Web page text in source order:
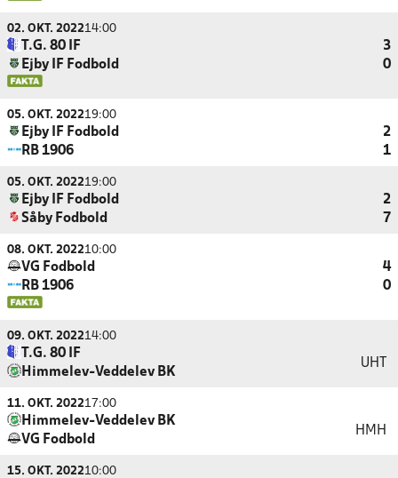
02. OKT. 202214:00
T.G. 80 IF
3
Ejby IF Fodbold
0
05. OKT. 202219:00
Ejby IF Fodbold
2
RB 1906
1
05. OKT. 202219:00
Ejby IF Fodbold
2
Såby Fodbold
7
08. OKT. 202210:00
VG Fodbold
4
RB 1906
0
09. OKT. 202214:00
T.G. 80 IF
Himmelev-Veddelev BK
UHT
11. OKT. 202217:00
Himmelev-Veddelev BK
VG Fodbold
HMH
15. OKT. 202210:00